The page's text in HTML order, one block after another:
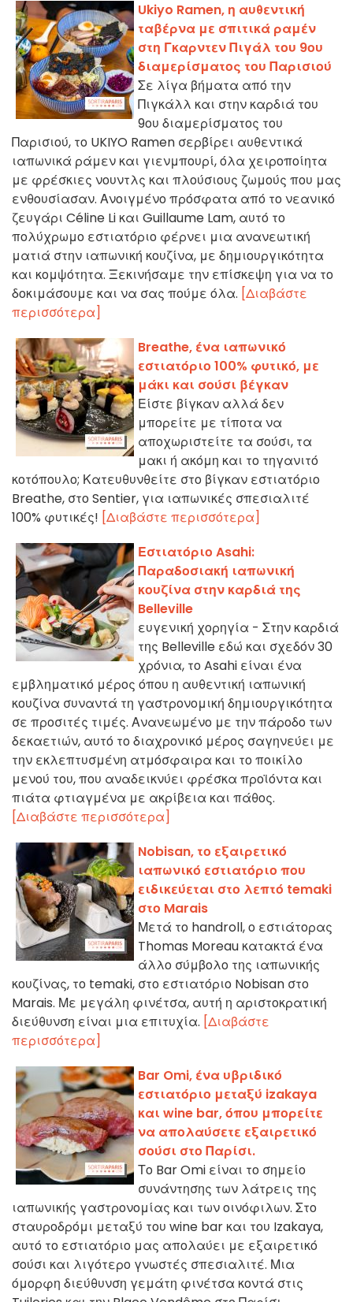
Ukiyo Ramen, η αυθεντική
ταβέρνα με σπιτικά ραμέν
στη Γκαρντεν Πιγάλ του 9ου
διαμερίσματος του Παρισιού
Σε λίγα βήματα από την
Πιγκάλλ και στην καρδιά του
9ου διαμερίσματος του
Παρισιού, το UKIYO Ramen σερβίρει αυθεντικά
ιαπωνικά ράμεν και γιενμπουρί, όλα χειροποίητα
με φρέσκιες νουντλς και πλούσιους ζωμούς που μας
ενθουσίασαν. Ανοιγμένο πρόσφατα από το νεανικό
ζευγάρι Céline Li και Guillaume Lam, αυτό το
πολύχρωμο εστιατόριο φέρνει μια ανανεωτική
ματιά στην ιαπωνική κουζίνα, με δημιουργικότητα
και κομψότητα. Ξεκινήσαμε την επίσκεψη για να το
δοκιμάσουμε και να σας πούμε όλα. [Διαβάστε
περισσότερα]
Breathe, ένα ιαπωνικό
εστιατόριο 100% φυτικό, με
μάκι και σούσι βέγκαν
Είστε βίγκαν αλλά δεν
μπορείτε με τίποτα να
αποχωριστείτε τα σούσι, τα
μακι ή ακόμη και το τηγανιτό
κοτόπουλο; Κατευθυνθείτε στο βίγκαν εστιατόριο
Breathe, στο Sentier, για ιαπωνικές σπεσιαλιτέ
100% φυτικές! [Διαβάστε περισσότερα]
Εστιατόριο Asahi:
Παραδοσιακή ιαπωνική
κουζίνα στην καρδιά της
Belleville
ευγενική χορηγία - Στην καρδιά
της Belleville εδώ και σχεδόν 30
χρόνια, το Asahi είναι ένα
εμβληματικό μέρος όπου η αυθεντική ιαπωνική
κουζίνα συναντά τη γαστρονομική δημιουργικότητα
σε προσιτές τιμές. Ανανεωμένο με την πάροδο των
δεκαετιών, αυτό το διαχρονικό μέρος σαγηνεύει με
την εκλεπτυσμένη ατμόσφαιρα και το ποικίλο
μενού του, που αναδεικνύει φρέσκα προϊόντα και
πιάτα φτιαγμένα με ακρίβεια και πάθος.
[Διαβάστε περισσότερα]
Nobisan, το εξαιρετικό
ιαπωνικό εστιατόριο που
ειδικεύεται στο λεπτό temaki
στο Marais
Μετά το handroll, ο εστιάτορας
Thomas Moreau κατακτά ένα
άλλο σύμβολο της ιαπωνικής
κουζίνας, το temaki, στο εστιατόριο Nobisan στο
Marais. Με μεγάλη φινέτσα, αυτή η αριστοκρατική
διεύθυνση είναι μια επιτυχία. [Διαβάστε
περισσότερα]
Bar Omi, ένα υβριδικό
εστιατόριο μεταξύ izakaya
και wine bar, όπου μπορείτε
να απολαύσετε εξαιρετικό
σούσι στο Παρίσι.
Το Bar Omi είναι το σημείο
συνάντησης των λάτρεις της
ιαπωνικής γαστρονομίας και των οινόφιλων. Στο
σταυροδρόμι μεταξύ του wine bar και του Izakaya,
αυτό το εστιατόριο μας απολαύει με εξαιρετικό
σούσι και λιγότερο γνωστές σπεσιαλιτέ. Μια
όμορφη διεύθυνση γεμάτη φινέτσα κοντά στις